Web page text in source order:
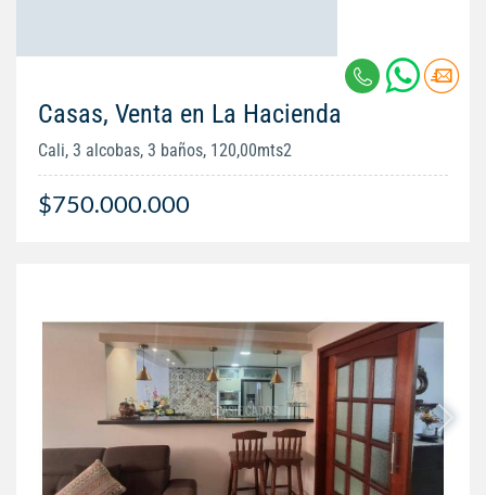
Casas, Venta en La Hacienda
Cali, 3 alcobas, 3 baños, 120,00mts2
$750.000.000